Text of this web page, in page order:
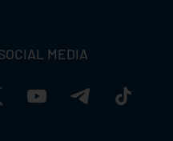
MEDIA